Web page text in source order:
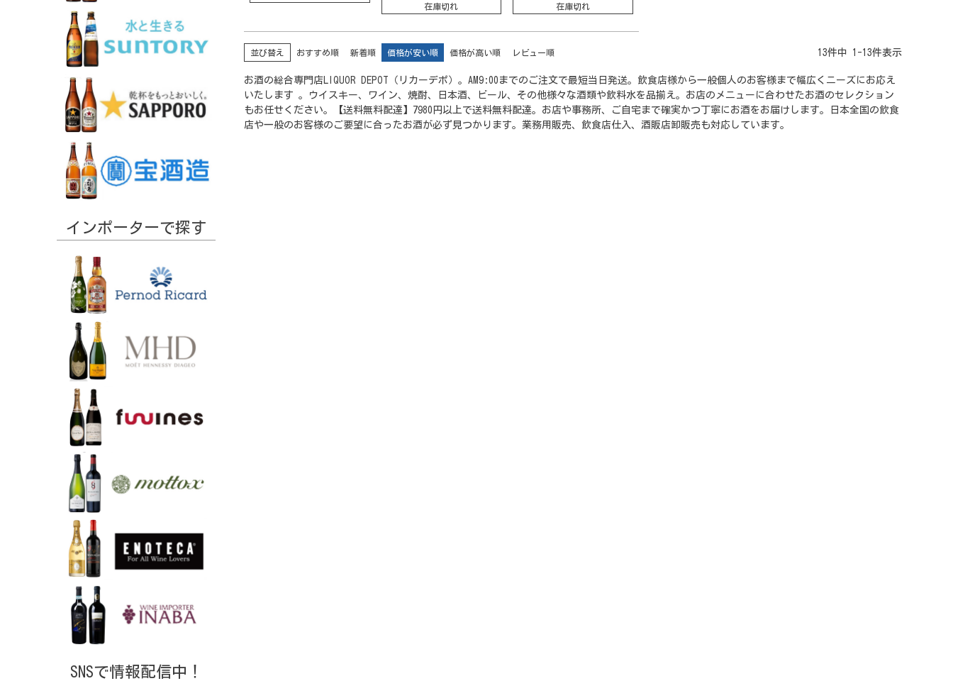
インポーターで探す
SNSで情報配信中！
在庫切れ 在庫切れ
並び替え おすすめ順 新着順 価格が安い順 価格が高い順 レビュー順 13件中 1 -13件表示
お酒の総合専門店LIQUOR DEPOT（リカーデポ）。AM9:00までのご注文で最短当日発送。飲食店様から一般個人のお客様まで幅広くニーズにお応え
いたします 。ウイスキー、ワイン、焼酎、日本酒、ビール、その他様々な酒類や飲料水を品揃え。お店のメニューに合わせたお酒のセレクション
もお任せください。【送料無料配達】7980円以上で送料無料配達。お店や事務所、ご自宅まで確実かつ丁寧にお酒をお届けします。日本全国の飲食
店や一般のお客様のご要望に合ったお酒が必ず見つかります。業務用販売、飲食店仕入、酒販店卸販売も対応しています。